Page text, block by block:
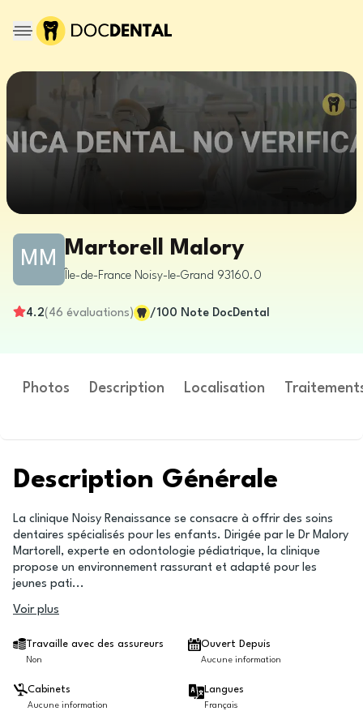
MM Martorell Malory
Île-de-France Noisy-le-Grand 93160.0
4.2( 46 évaluations) /100 Note DocDental
Photos Description Localisation
Description Générale
La clinique Noisy Renaissance se consacre à offrir des soins
dentaires spécialisés pour les enfants. Dirigée par le Dr Malory
Martorell, experte en odontologie pédiatrique, la clinique
propose un environnement rassurant et adapté pour les
jeunes pati...
Voir plus
Travaille avec des assureurs
Non
Ouvert Depuis
Aucune information
Cabinets
Aucune information
Langues
Français